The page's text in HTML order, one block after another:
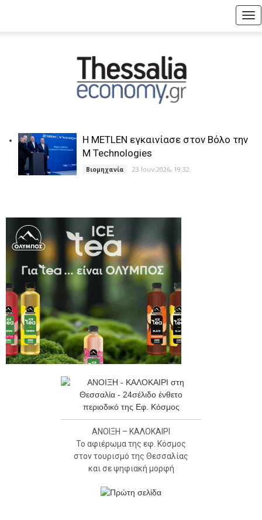
Η METLEN εγκαινίασε στον Βόλο την
M Technologies
Βιομηχανία 23 Ιουν 2026, 19:32
ΑΝΟΙΞΗ – ΚΑΛΟΚΑΙΡΙ
Το αφιέρωμα της εφ. Κόσμος
στον τουρισμό της Θεσσαλίας
και σε ψηφιακή μορφή